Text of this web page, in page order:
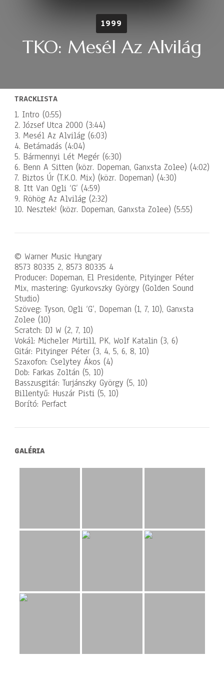
1999
TKO: Mesél Az Alvilág
TRACKLISTA
1. Intro (0:55)
2. József Utca 2000 (3:44)
3. Mesél Az Alvilág (6:03)
4. Betámadás (4:04)
5. Bármennyi Lét Megér (6:30)
6. Benn A Sitten (közr. Dopeman, Ganxsta Zolee) (4:02)
7. Biztos Úr (T.K.O. Mix) (közr. Dopeman) (4:30)
8. Itt Van Ogli ‘G’ (4:59)
9. Röhög Az Alvilág (2:32)
10. Nesztek! (közr. Dopeman, Ganxsta Zolee) (5:55)
© Warner Music Hungary
8573 80335 2, 8573 80335 4
Producer: Dopeman, El Presidente, Pityinger Péter
Mix, mastering: Gyurkovszky György (Golden Sound
Studio)
Szöveg: Tyson, Ogli ‘G’, Dopeman (1, 7, 10), Ganxsta
Zolee (10)
Scratch: DJ W (2, 7, 10)
Vokál: Micheler Mirtill, PK, Wolf Katalin (3, 6)
Gitár: Pityinger Péter (3, 4, 5, 6, 8, 10)
Szaxofon: Cselytey Ákos (4)
Dob: Farkas Zoltán (5, 10)
Basszusgitár: Turjánszky György (5, 10)
Billentyű: Huszár Pisti (5, 10)
Borító: Perfact
GALÉRIA